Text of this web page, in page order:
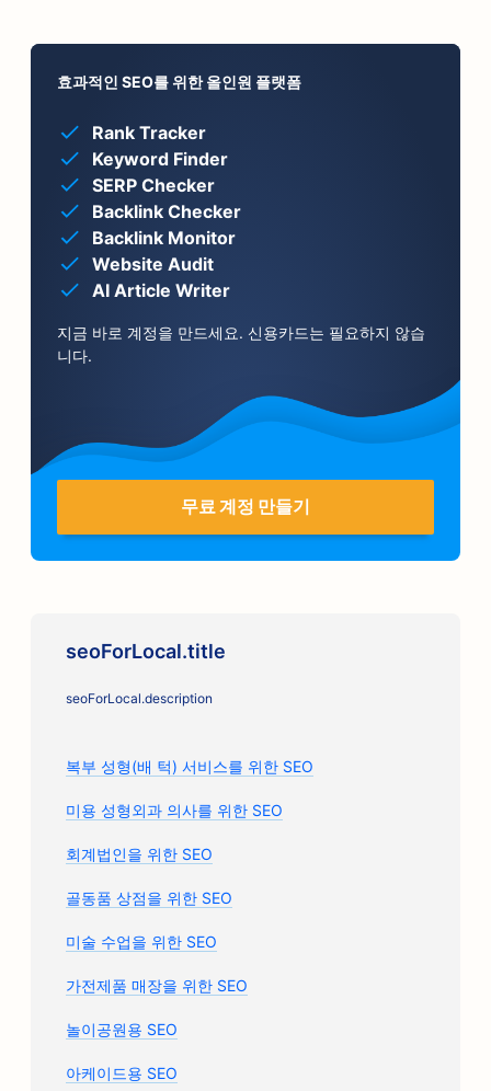
효과적인 SEO를 위한 올인원 플랫폼
Rank Tracker
Keyword Finder
SERP Checker
Backlink Checker
Backlink Monitor
Website Audit
AI Article Writer
지금 바로 계정을 만드세요. 신용카드는 필요하지 않습
니다.
무료 계정 만들기
seoForLocal.title
seoForLocal.description
복부 성형(배 턱) 서비스를 위한 SEO
미용 성형외과 의사를 위한 SEO
회계법인을 위한 SEO
골동품 상점을 위한 SEO
미술 수업을 위한 SEO
가전제품 매장을 위한 SEO
놀이공원용 SEO
아케이드용 SEO